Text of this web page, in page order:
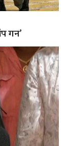
गन’